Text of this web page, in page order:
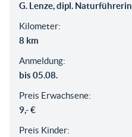
G. Lenze, dipl. Naturführerin
Kilometer:
8 km
Anmeldung:
bis 05.08.
Preis Erwachsene:
9,- €
Preis Kinder: